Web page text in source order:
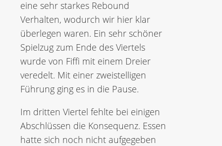
eine sehr starkes Rebound
Verhalten, wodurch wir hier klar
überlegen waren. Ein sehr schöner
Spielzug zum Ende des Viertels
wurde von Fiffi mit einem Dreier
veredelt. Mit einer zweistelligen
Führung ging es in die Pause.
Im dritten Viertel fehlte bei einigen
Abschlüssen die Konsequenz. Essen
hatte sich noch nicht aufgegeben